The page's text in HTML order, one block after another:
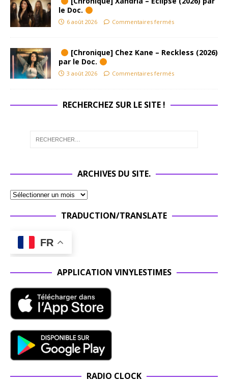
le Doc.
6 août 2026 Commentaires fermés
[Chronique] Chez Kane – Reckless (2026)
par le Doc.
3 août 2026 Commentaires fermés
RECHERCHEZ SUR LE SITE !
ARCHIVES DU SITE.
TRADUCTION/TRANSLATE
FR
APPLICATION VINYLESTIMES
RADIO CLOCK